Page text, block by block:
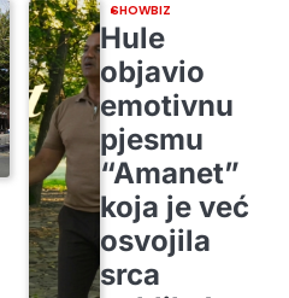
SHOWBIZ
Hule
objavio
emotivnu
pjesmu
“Amanet”
koja je već
osvojila
srca